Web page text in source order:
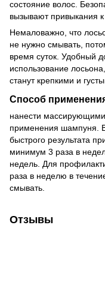
состояние волос.
вызывают привыкания к
Немаловажно, что
не нужно смывать,
время суток. Удобный
использование
станут крепкими и
Способ
нанести
применения шампуня.
быстрого результата
минимум 3 раза в
недель. Для
раза в неделю в
смывать.
Отзывы